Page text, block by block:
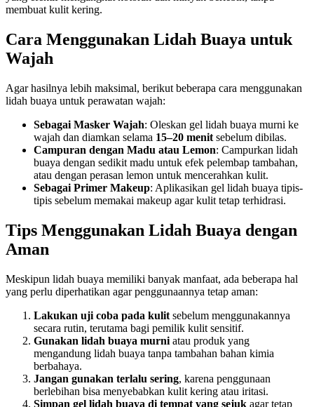
membuat kulit kering.
Cara Menggunakan Lidah Buaya untuk
Wajah
Agar hasilnya lebih maksimal, berikut beberapa cara menggunakan
lidah buaya untuk perawatan wajah:
Sebagai Masker Wajah: Oleskan gel lidah buaya murni ke
wajah dan diamkan selama 15–20 menit sebelum dibilas.
Campuran dengan Madu atau Lemon: Campurkan lidah
buaya dengan sedikit madu untuk efek pelembap tambahan,
atau dengan perasan lemon untuk mencerahkan kulit.
Sebagai Primer Makeup: Aplikasikan gel lidah buaya tipis-
tipis sebelum memakai makeup agar kulit tetap terhidrasi.
Tips Menggunakan Lidah Buaya dengan
Aman
Meskipun lidah buaya memiliki banyak manfaat, ada beberapa hal
yang perlu diperhatikan agar penggunaannya tetap aman:
Lakukan uji coba pada kulit sebelum menggunakannya
secara rutin, terutama bagi pemilik kulit sensitif.
Gunakan lidah buaya murni atau produk yang
mengandung lidah buaya tanpa tambahan bahan kimia
berbahaya.
Jangan gunakan terlalu sering, karena penggunaan
berlebihan bisa menyebabkan kulit kering atau iritasi.
Simpan gel lidah buaya di tempat yang sejuk agar tetap